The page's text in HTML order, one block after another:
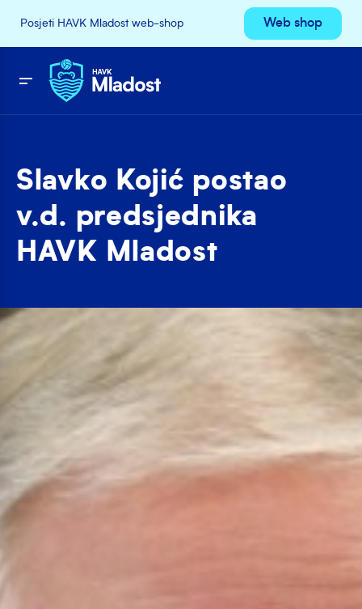
Posjeti HAVK Mladost web-shop Web shop
Slavko Kojić postao
v.d. predsjednika
HAVK Mladost